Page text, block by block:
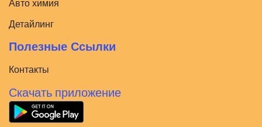
Авто химия
Детайлинг
Полезные Ссылки
Контакты
Скачать приложение